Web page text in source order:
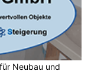
Neubau und